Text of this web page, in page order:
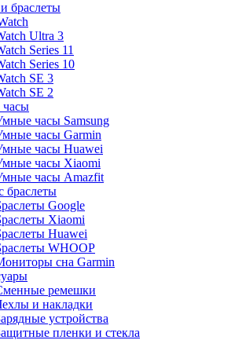
браслеты
Ultra 3
Series 11
Series 10
SE 3
SE 2
часы Samsung
часы Garmin
часы Huawei
часы Xiaomi
часы Amazfit
браслеты
Google
Xiaomi
Huawei
WHOOP
сна Garmin
ремешки
и накладки
устройства
пленки и стекла